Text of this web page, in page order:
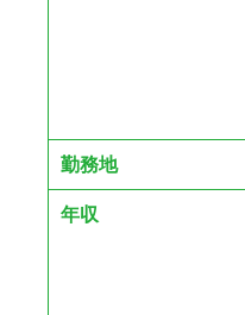
勤務地
年収